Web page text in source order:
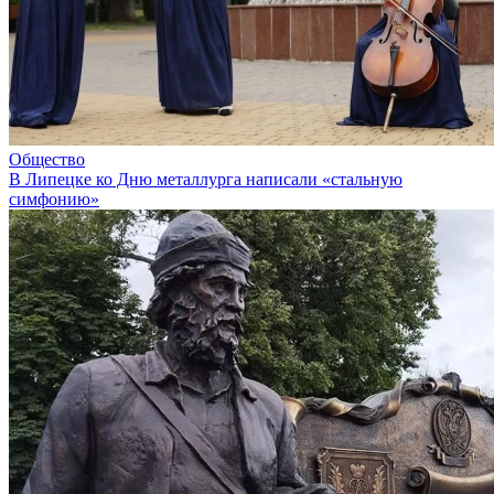
Общество
В Липецке ко Дню металлурга написали «стальную
симфонию»